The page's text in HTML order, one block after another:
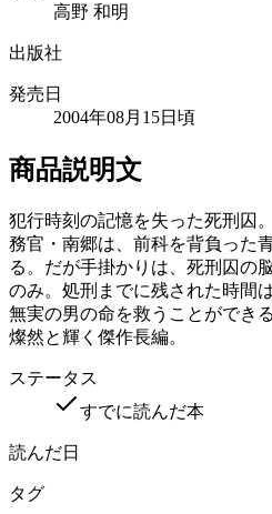
高野 和明
出版社
発売日
2004年08月15日頃
商品説明文
犯行時刻の記憶を失った死刑囚
務官・南郷は、前科を背負った
る。だが手掛かりは、死刑囚の
のみ。処刑までに残された時間
無実の男の命を救うことができ
燦然と輝く傑作長編。
ステータス
すでに読んだ本
読んだ日
タグ